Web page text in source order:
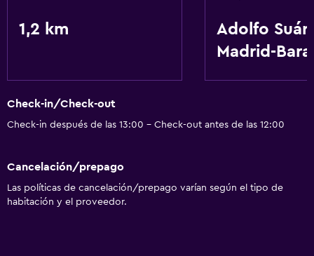
1,2 km
Adolfo
Madrid-
Check-in/Check-out
Check-in después de las 13:00 - Check-out antes de las 12:00
Cancelación/prepago
Las políticas de cancelación/prepago varían según el tipo de
habitación y el proveedor.